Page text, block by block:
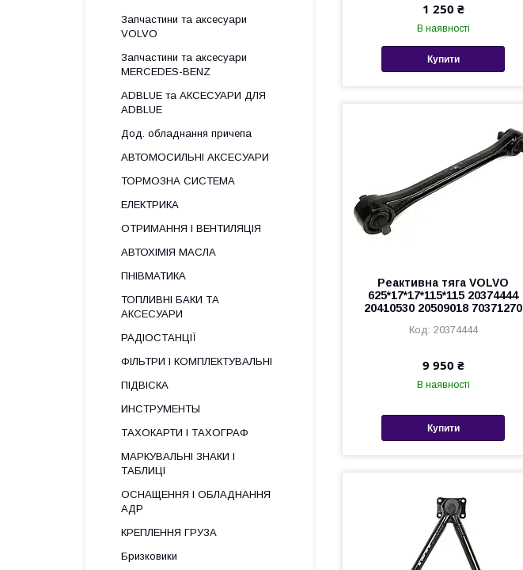
1 250 ₴
В наявності
Купити
Реактивна тяга VOLVO
625*17*17*115*115 20374444
20410530 20509018 70371270
20374444
9 950 ₴
В наявності
Купити
Запчастини та аксесуари
VOLVO
Запчастини та аксесуари
MERCEDES-BENZ
ADBLUE та АКСЕСУАРИ ДЛЯ
ADBLUE
Дод. обладнання причепа
АВТОМОСИЛЬНІ АКСЕСУАРИ
ТОРМОЗНА СИСТЕМА
ЕЛЕКТРИКА
ОТРИМАННЯ І ВЕНТИЛЯЦІЯ
АВТОХІМІЯ МАСЛА
ПНІВМАТИКА
ТОПЛИВНІ БАКИ ТА
АКСЕСУАРИ
РАДІОСТАНЦІЇ
ФІЛЬТРИ І КОМПЛЕКТУВАЛЬНІ
ПІДВІСКА
ИНСТРУМЕНТЫ
ТАХОКАРТИ І ТАХОГРАФ
МАРКУВАЛЬНІ ЗНАКИ І
ТАБЛИЦІ
ОСНАЩЕННЯ І ОБЛАДНАННЯ
АДР
КРЕПЛЕННЯ ГРУЗА
Бризковики